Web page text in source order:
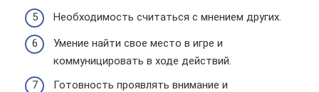
Необходимость считаться с мнением других.
Умение найти свое место в игре и
коммуницировать в ходе действий.
Готовность проявлять внимание и